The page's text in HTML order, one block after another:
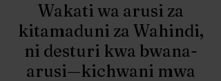
Wakati wa arusi za
kitamaduni za Wahindi,
ni desturi kwa bwana-
arusi—kichwani mwa